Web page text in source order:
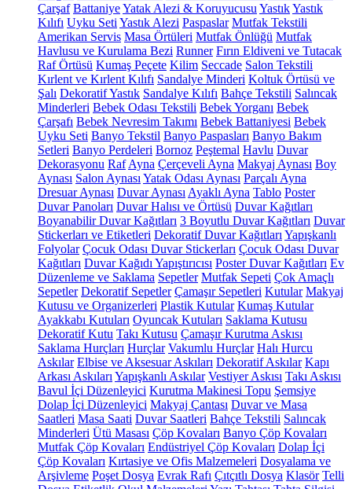
Çarşaf BattaniyeYatak Alezi & Koruyucusu YastıkYastık
Kılıfı Uyku Seti Yastık Alezi Paspaslar Mutfak Tekstili
Amerikan Servis Masa Örtüleri Mutfak Önlüğü Mutfak
Havlusu ve Kurulama Bezi Runner Fırın Eldiveni ve Tutacak
Raf Örtüsü Kumaş Peçete Kilim Seccade Salon Tekstili
Kırlent ve Kırlent Kılıfı Sandalye Minderi Koltuk Örtüsü ve
Şalı Dekoratif Yastık Sandalye Kılıfı Bahçe Tekstili Salıncak
Minderleri Bebek Odası Tekstili Bebek Yorganı Bebek
Çarşafı Bebek Nevresim Takımı Bebek Battaniyesi Bebek
Uyku Seti Banyo Tekstil Banyo Paspasları Banyo Bakım
Setleri Banyo Perdeleri Bornoz Peştemal Havlu Duvar
Dekorasyonu Raf Ayna Çerçeveli Ayna Makyaj Aynası Boy
Aynası Salon Aynası Yatak Odası Aynası Parçalı Ayna
Dresuar Aynası Duvar Aynası Ayaklı Ayna Tablo Poster
Duvar Panoları Duvar Halısı ve Örtüsü Duvar Kağıtları
Boyanabilir Duvar Kağıtları 3 Boyutlu Duvar Kağıtları Duvar
Stickerları ve Etiketleri Dekoratif Duvar Kağıtları Yapışkanlı
Folyolar Çocuk Odası Duvar Stickerları Çocuk Odası Duvar
Kağıtları Duvar Kağıdı Yapıştırıcısı Poster Duvar Kağıtları Ev
Düzenleme ve Saklama Sepetler Mutfak Sepeti Çok Amaçlı
Sepetler Dekoratif Sepetler Çamaşır Sepetleri Kutular Makyaj
Kutusu ve Organizerleri Plastik Kutular Kumaş Kutular
Ayakkabı Kutuları Oyuncak Kutuları Saklama Kutusu
Dekoratif Kutu Takı Kutusu Çamaşır Kurutma Askısı
Saklama Hurçları Hurçlar Vakumlu Hurçlar Halı Hurcu
Askılar Elbise ve Aksesuar Askıları Dekoratif Askılar Kapı
Arkası Askıları Yapışkanlı Askılar Vestiyer Askısı Takı Askısı
Bavul İçi Düzenleyici Kurutma Makinesi Topu Şemsiye
Dolap İçi Düzenleyici Makyaj Çantası Duvar ve Masa
Saatleri Masa Saati Duvar Saatleri Bahçe Tekstili Salıncak
Minderleri Ütü Masası Çöp Kovaları Banyo Çöp Kovaları
Mutfak Çöp Kovaları Endüstriyel Çöp Kovaları Dolap İçi
Çöp Kovaları Kırtasiye ve Ofis Malzemeleri Dosyalama ve
Arşivleme Poşet Dosya Evrak Rafı Çıtçıtlı Dosya Klasör Telli